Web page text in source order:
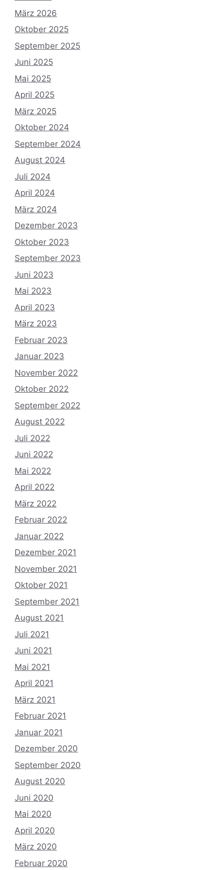
März 2026
Oktober 2025
September 2025
Juni 2025
Mai 2025
April 2025
März 2025
Oktober 2024
September 2024
August 2024
Juli 2024
April 2024
März 2024
Dezember 2023
Oktober 2023
September 2023
Juni 2023
Mai 2023
April 2023
März 2023
Februar 2023
Januar 2023
November 2022
Oktober 2022
September 2022
August 2022
Juli 2022
Juni 2022
Mai 2022
April 2022
März 2022
Februar 2022
Januar 2022
Dezember 2021
November 2021
Oktober 2021
September 2021
August 2021
Juli 2021
Juni 2021
Mai 2021
April 2021
März 2021
Februar 2021
Januar 2021
Dezember 2020
September 2020
August 2020
Juni 2020
Mai 2020
April 2020
März 2020
Februar 2020